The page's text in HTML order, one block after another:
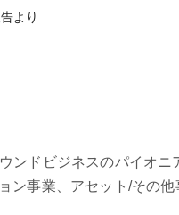
より
ドビジネスのパイオ
事業、アセット/その